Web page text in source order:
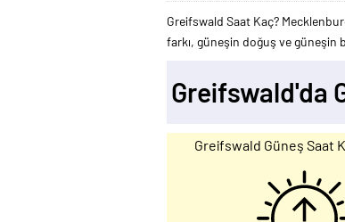
Greifswald Saat Kaç?
farkı, güneşin doğuş ve güneşin
Greifswald'da
Greifswald Güneş Saat